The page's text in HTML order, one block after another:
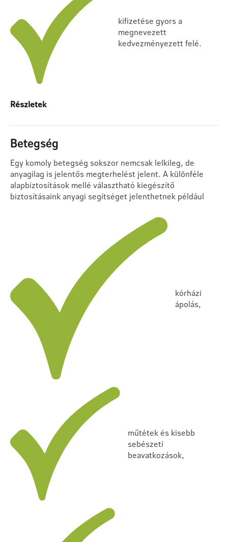
kifizetése gyors a
megnevezett
kedvezményezett felé.
Részletek
Betegség
Egy komoly betegség sokszor nemcsak lelkileg, de
anyagilag is jelentős megterhelést jelent. A különféle
alapbiztosítások mellé választható kiegészítő
biztosításaink anyagi segítséget jelenthetnek például
kórházi
ápolás,
műtétek és kisebb
sebészeti
beavatkozások,